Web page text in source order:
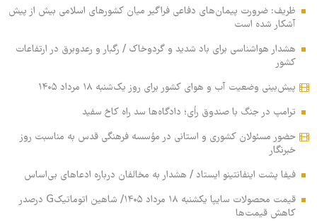
ظریف: ضرورت پیمان‌های دفاعی فراگیر میان کشورهای اسلامی بیش از پیش
آشکار شده است
هشدار هواشناسی برای باد شدید و گردوخاک / رگبار و رعدوبرق در ارتفاعات
کشور
پیش‌بینی وضعیت آب و هوای کشور برای روز یک‌شنبه ۱۸ مرداد ۱۴۰۵
ترامپ در جنگ با صندوق رأی؛ دادگاه‌ها سد راه کاخ سفید
حضور مسئولان کشوری و استانی در مؤسسه فرهنگی قدس به مناسبت روز
خبرنگار
فیفا پشت اینفانتینو ایستاد / هشدار به مخالفان درباره ادعاهای بی‌اساس
قیمت محصولات سایپا یکشنبه ۱۸ مرداد ۱۴۰۵/ شاهین اتوماتیکG درصدر
کاهش قیمت‌ها